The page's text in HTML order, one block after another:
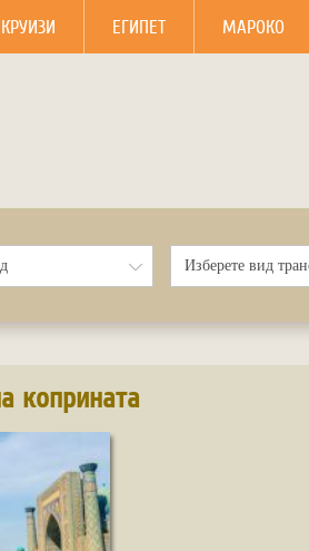
КРУИЗИ ЕГИПЕТ МАРОКО
коприната